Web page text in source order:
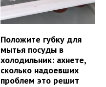
Положите губку для
мытья посуды в
холодильник: ахнете,
сколько надоевших
проблем это решит